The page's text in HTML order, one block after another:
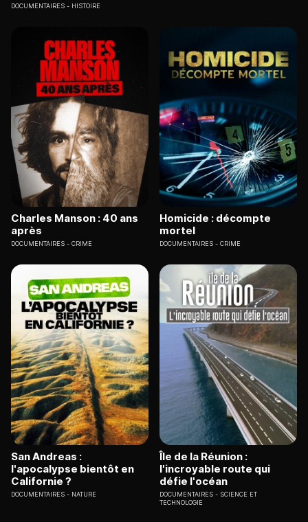
DOCUMENTAIRES HISTOIRE
Charles Manson : 40 ans
après
DOCUMENTAIRES CRIME
Homicide : décompte
mortel
DOCUMENTAIRES CRIME
San Andreas :
l'apocalypse bientôt en
Californie ?
DOCUMENTAIRES NATURE
Île de la Réunion :
l'incroyable route qui
défie l'océan
DOCUMENTAIRES
SCIENCE ET
TECHNOLOGIE